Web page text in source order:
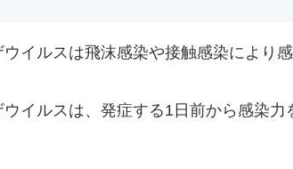
イルスは飛沫感染や接触感染により感
イルスは、発症する1日前から感染力